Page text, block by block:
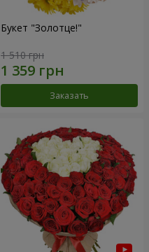
Букет "Золотце!"
1 510 грн
Заказать